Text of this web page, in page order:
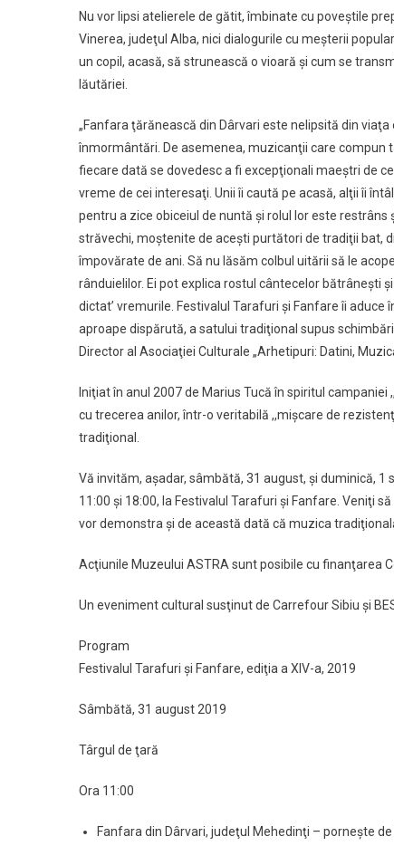
Nu vor lipsi atelierele de gătit, îmbinate cu poveştile
Vinerea, judeţul Alba, nici dialogurile cu meşterii
un copil, acasă, să strunească o vioară şi cum se
lăutăriei.
„Fanfara ţărănească din Dârvari este nelipsită din
înmormântări. De asemenea, muzicanţii care
fiecare dată se dovedesc a fi excepţionali maeştri de
vreme de cei interesaţi. Unii îi caută pe acasă, alţii îi
pentru a zice obiceiul de nuntă şi rolul lor este
străvechi, moştenite de aceşti purtători de tradiţii bat,
împovărate de ani. Să nu lăsăm colbul uitării să le
rânduielilor. Ei pot explica rostul cântecelor bătrâneşti
dictat’ vremurile. Festivalul Tarafuri şi Fanfare îi
aproape dispărută, a satului tradiţional supus
Director al Asociaţiei Culturale „Arhetipuri: Datini,
Iniţiat în anul 2007 de Marius Tucă în spiritul
cu trecerea anilor, într-o veritabilă ,,mişcare de
tradiţional.
Vă invităm, aşadar, sâmbătă, 31 august, şi duminică,
11:00 şi 18:00, la Festivalul Tarafuri şi Fanfare. Veniţi
vor demonstra şi de această dată că muzica
Acţiunile Muzeului ASTRA sunt posibile cu finanţarea
Un eveniment cultural susţinut de Carrefour Sibiu şi
Program
Festivalul Tarafuri şi Fanfare, ediţia a XIV-a, 2019
Sâmbătă, 31 august 2019
Târgul de ţară
Ora 11:00
Fanfara din Dârvari, judeţul Mehedinţi – porneşte